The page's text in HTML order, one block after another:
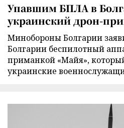
Упавшим БПЛА в
украинский дрон-
Минобороны Болгарии
Болгарии беспилотный
приманкой «Майя»,
украинские